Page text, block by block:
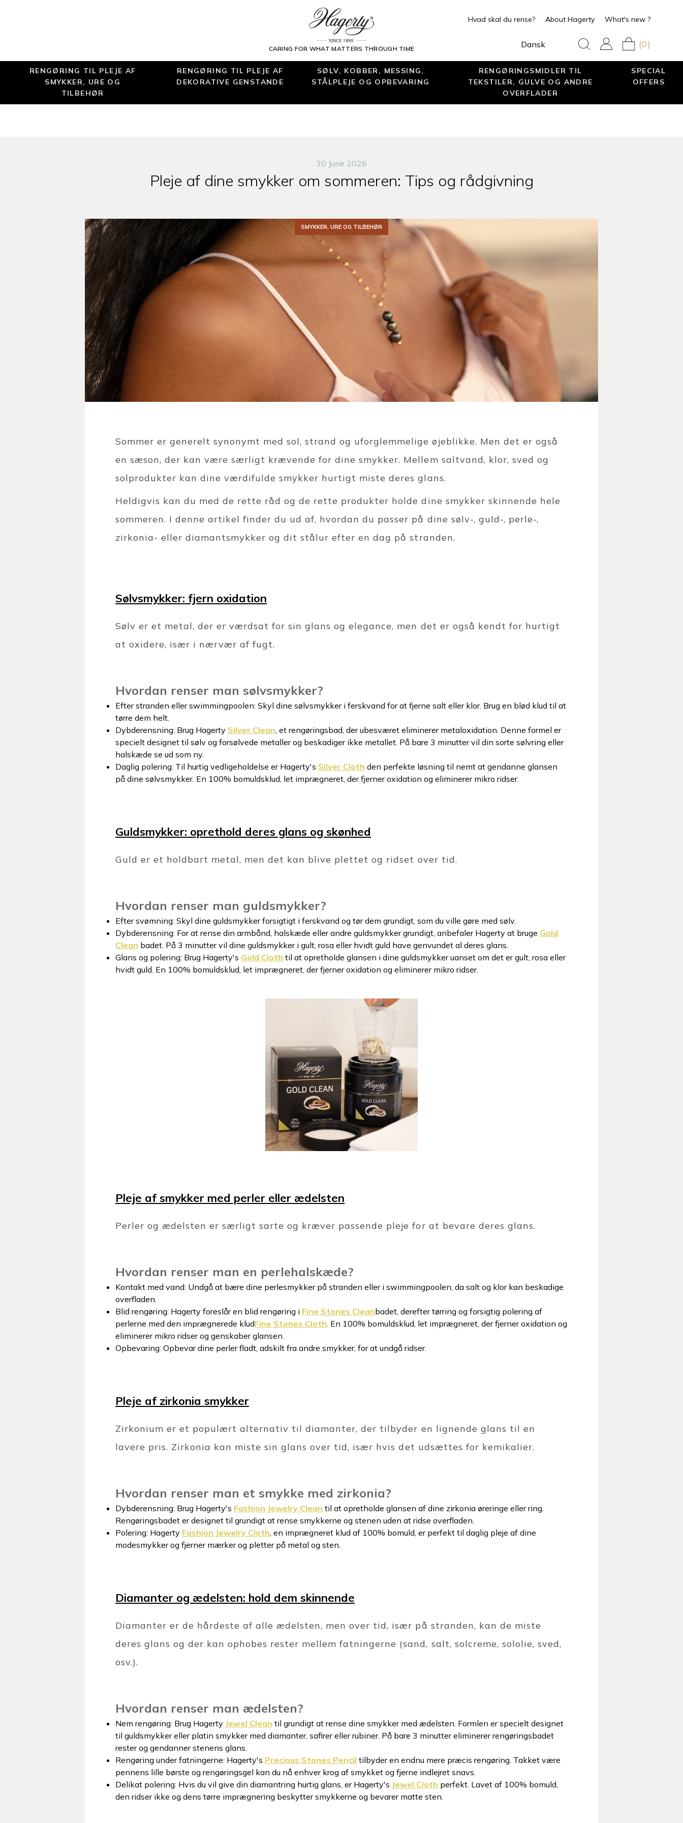
CARING FOR WHAT MATTERS THROUGH TIME
Hvad skal du rense? About Hagerty What's new ?
Dansk (0)
RENGØRING TIL PLEJE AF
SMYKKER, URE OG
TILBEHØR
RENGØRING TIL PLEJE AF
DEKORATIVE GENSTANDE
SØLV, KOBBER, MESSING,
STÅLPLEJE OG OPBEVARING
RENGØRINGSMIDLER TIL
TEKSTILER, GULVE OG ANDRE
OVERFLADER
SPECIAL
OFFERS
30 June 2026
Pleje af dine smykker om sommeren: Tips og rådgivning
SMYKKER, URE OG TILBEHØR
Sommer er generelt synonymt med sol, strand og uforglemmelige øjeblikke. Men det er også
en sæson, der kan være særligt krævende for dine smykker. Mellem saltvand, klor, sved og
solprodukter kan dine værdifulde smykker hurtigt miste deres glans.
Heldigvis kan du med de rette råd og de rette produkter holde dine smykker skinnende hele
sommeren. I denne artikel finder du ud af, hvordan du passer på dine sølv-, guld-, perle-,
zirkonia- eller diamantsmykker og dit stålur efter en dag på stranden.
Sølvsmykker: fjern oxidation
Sølv er et metal, der er værdsat for sin glans og elegance, men det er også kendt for hurtigt
at oxidere, især i nærvær af fugt.
Hvordan renser man sølvsmykker?
Efter stranden eller swimmingpoolen: Skyl dine sølvsmykker i ferskvand for at fjerne salt eller klor. Brug en blød klud til at
tørre dem helt.
Dybderensning: Brug Hagerty Silver Clean, et rengøringsbad, der ubesværet eliminerer metaloxidation. Denne formel er
specielt designet til sølv og forsølvede metaller og beskadiger ikke metallet. På bare 3 minutter vil din sorte sølvring eller
halskæde se ud som ny.
Daglig polering: Til hurtig vedligeholdelse er Hagerty's Silver Cloth den perfekte løsning til nemt at gendanne glansen
på dine sølvsmykker. En 100% bomuldsklud, let imprægneret, der fjerner oxidation og eliminerer mikro ridser.
Guldsmykker: oprethold deres glans og skønhed
Guld er et holdbart metal, men det kan blive plettet og ridset over tid.
Hvordan renser man guldsmykker?
Efter svømning: Skyl dine guldsmykker forsigtigt i ferskvand og tør dem grundigt, som du ville gøre med sølv.
Dybderensning: For at rense din armbånd, halskæde eller andre guldsmykker grundigt, anbefaler Hagerty at bruge Gold
Clean badet. På 3 minutter vil dine guldsmykker i gult, rosa eller hvidt guld have genvundet al deres glans.
Glans og polering: Brug Hagerty's Gold Cloth til at opretholde glansen i dine guldsmykker uanset om det er gult, rosa eller
hvidt guld. En 100% bomuldsklud, let imprægneret, der fjerner oxidation og eliminerer mikro ridser.
Pleje af smykker med perler eller ædelsten
Perler og ædelsten er særligt sarte og kræver passende pleje for at bevare deres glans.
Hvordan renser man en perlehalskæde?
Kontakt med vand: Undgå at bære dine perlesmykker på stranden eller i swimmingpoolen, da salt og klor kan beskadige
overfladen.
Blid rengøring: Hagerty foreslår en blid rengøring i Fine Stones Cleanbadet, derefter tørring og forsigtig polering af
perlerne med den imprægnerede kludFine Stones Cloth. En 100% bomuldsklud, let imprægneret, der fjerner oxidation og
eliminerer mikro ridser og genskaber glansen.
Opbevaring: Opbevar dine perler fladt, adskilt fra andre smykker, for at undgå ridser.
Pleje af zirkonia smykker
Zirkonium er et populært alternativ til diamanter, der tilbyder en lignende glans til en
lavere pris. Zirkonia kan miste sin glans over tid, især hvis det udsættes for kemikalier.
Hvordan renser man et smykke med zirkonia?
Dybderensning: Brug Hagerty's Fashion Jewelry Clean til at opretholde glansen af dine zirkonia øreringe eller ring.
Rengøringsbadet er designet til grundigt at rense smykkerne og stenen uden at ridse overfladen.
Polering: Hagerty Fashion Jewelry Cloth, en imprægneret klud af 100% bomuld, er perfekt til daglig pleje af dine
modesmykker og fjerner mærker og pletter på metal og sten.
Diamanter og ædelsten: hold dem skinnende
Diamanter er de hårdeste af alle ædelsten, men over tid, især på stranden, kan de miste
deres glans og der kan ophobes rester mellem fatningerne (sand, salt, solcreme, sololie, sved,
osv.).
Hvordan renser man ædelsten?
Nem rengøring: Brug Hagerty Jewel Clean til grundigt at rense dine smykker med ædelsten. Formlen er specielt designet
til guldsmykker eller platin smykker med diamanter, safirer eller rubiner. På bare 3 minutter eliminerer rengøringsbadet
rester og gendanner stenens glans.
Rengøring under fatningerne: Hagerty's Precious Stones Pencil tilbyder en endnu mere præcis rengøring. Takket være
pennens lille børste og rengøringsgel kan du nå enhver krog af smykket og fjerne indlejret snavs.
Delikat polering: Hvis du vil give din diamantring hurtig glans, er Hagerty's Jewel Cloth perfekt. Lavet af 100% bomuld,
den ridser ikke og dens tørre imprægnering beskytter smykkerne og bevarer matte sten.